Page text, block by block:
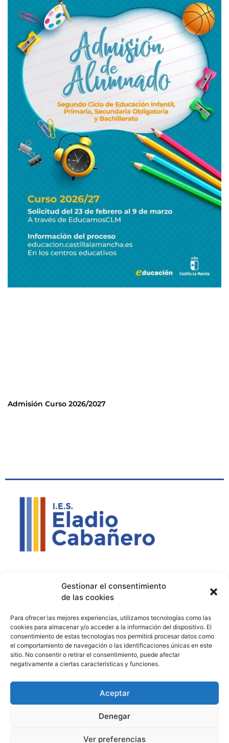
Gestionar el consentimiento
de las cookies
Para ofrecer las mejores experiencias, utilizamos tecnologías como las
cookies para almacenar y/o acceder a la información del dispositivo. El
consentimiento de estas tecnologías nos permitirá procesar datos como
el comportamiento de navegación o las identificaciones únicas en este
sitio. No consentir o retirar el consentimiento, puede afectar
negativamente a ciertas características y funciones.
Aceptar
Denegar
Ver preferencias
Admisión Curso 2026/2027
926 51 00 33
13003129.ies@educastillalamancha.es
C. Ángel Luis Cabañas
Serna, 7, 13700 Tomelloso,
Cdad. Real
Proyecto Bilingüe
Ágora Europa
Melanogaster Catch the Fly
© 2026 IES Eladio Cabañero. Todos los derechos reservados.